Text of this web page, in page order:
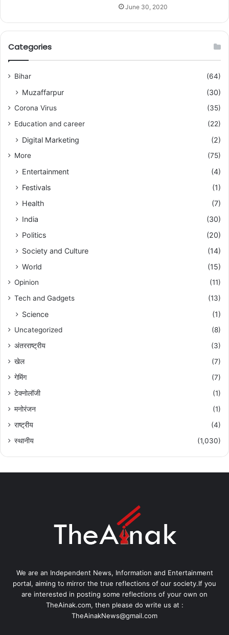
June 30, 2020
Categories
Bihar (64)
Muzaffarpur (30)
Corona Virus
(35)
Education and career
(22)
Digital Marketing (2)
More (75)
Entertainment
(4)
Festivals
(1)
Health
(7)
India
(30)
Politics
(20)
Society and Culture
(14)
World
(15)
Opinion
(11)
Tech and Gadgets
(13)
Science (1)
Uncategorized
(8)
अंतरराष्ट्रीय
(3)
खेल
(7)
गेमिंग
(7)
टेक्नोलॉजी
(1)
मनोरंजन
(1)
राष्ट्रीय
(4)
स्थानीय
(1,030)
We are an Independent News, Information and Entertainment
portal, aiming to mirror the true reflections of our society.If you
are interested in posting some reflections of your own on
TheAinak.com, then please do write us at :
TheAinakNews@gmail.com